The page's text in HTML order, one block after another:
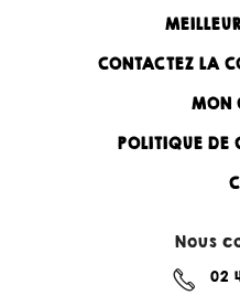
CONTACTEZ LA
MON
POLITIQUE DE
Nous
02